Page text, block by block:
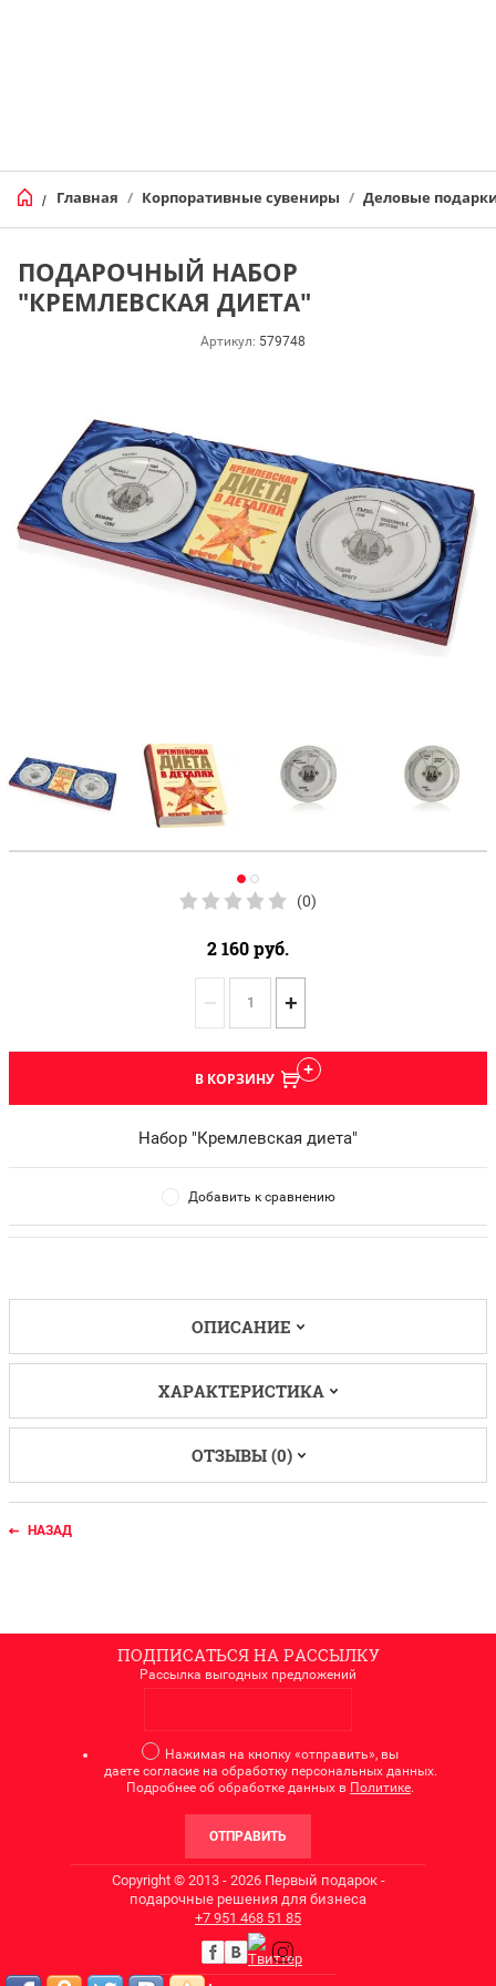
/ Главная / Корпоративные сувениры / Деловые
ПОДАРОЧНЫЙ НАБОР
"КРЕМЛЕВСКАЯ ДИЕТА"
Артикул: 579748
(0)
2 160руб.
− +
В КОРЗИНУ
Набор "Кремлевская диета"
Добавить к сравнению
ОПИСАНИЕ
ХАРАКТЕРИСТИКА
ОТЗЫВЫ (0)
НАЗАД
ПОДПИСАТЬСЯ НА РАССЫЛКУ
Рассылка выгодных предложений
Нажимая на кнопку «отправить», вы
даете согласие на обработку персональных данных.
Подробнее об обработке данных в Политике.
ОТПРАВИТЬ
Copyright © 2013 - 2026 Первый подарок -
подарочные решения для бизнеса
+7 951 468 51 85